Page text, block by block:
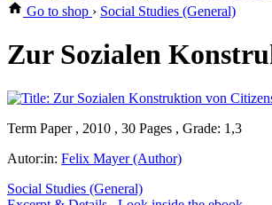
Go to shop › Social Studies (General)
Zur Sozialen
Term Paper , 2010 , 30 Pages , Grade: 1,3
Autor:in: Felix Mayer (Author)
Social Studies (General)